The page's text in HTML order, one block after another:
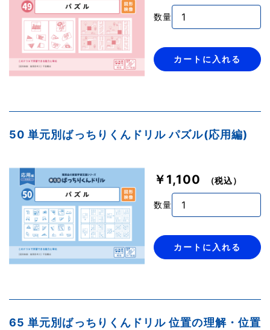
数量
カートに入れる
50 単元別ばっちりくんドリル パズル(応用編)
￥1,100 （税込）
数量
カートに入れる
65 単元別ばっちりくんドリル 位置の理解・位置